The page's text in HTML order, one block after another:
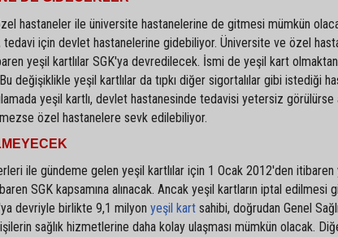
hastaneler ile üniversite hastanelerine de gitmesi mümkün
tedavi için devlet hastanelerine gidebiliyor. Üniversite ve özel
yeşil kartlılar SGK'ya devredilecek. İsmi de yeşil kart olmaktan
değişiklikle yeşil kartlılar da tıpkı diğer sigortalılar gibi istediği
yeşil kartlı, devlet hastanesinde tedavisi yetersiz görülürse
özel hastanelere sevk edilebiliyor.
ile gündeme gelen yeşil kartlılar için 1 Ocak 2012'den
SGK kapsamına alınacak. Ancak yeşil kartların iptal edilmesi
devriyle birlikte 9,1 milyon yeşil kart sahibi, doğrudan Genel
sağlık hizmetlerine daha kolay ulaşması mümkün olacak.